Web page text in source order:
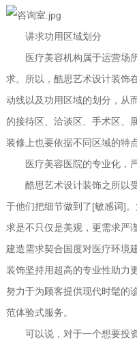
讲求功用区域划分
医疗美容机构属于运营场所
求。所以，酷思艺术设计装饰
动线以及功用区域的划分，从
的接待区、洽谈区、手术区、
装修上也要依据不同区域的特
医疗美容医院的专业化，
酷思艺术设计装饰之所以受
于他们把细节做到了[敏感词]
求是不只仅是美观，更需求严
建造需求契合国度对医疗环境
装饰坚持用超高的专业性助力
努力于为顾客提供现代时髦的
范体验式服务。
可以说，对于一个想要投资